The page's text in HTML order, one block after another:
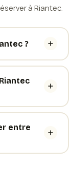
à Riantec.
?
entre